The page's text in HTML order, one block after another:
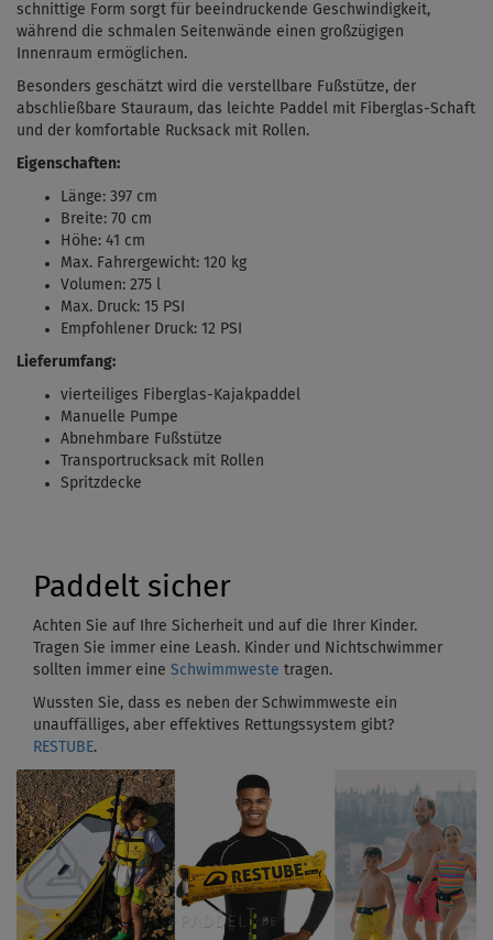
schnittige Form sorgt für beeindruckende Geschwindigkeit,
während die schmalen Seitenwände einen großzügigen
Innenraum ermöglichen.
Besonders geschätzt wird die verstellbare Fußstütze, der
abschließbare Stauraum, das leichte Paddel mit Fiberglas-Schaft
und der komfortable Rucksack mit Rollen.
Eigenschaften:
Länge: 397 cm
Breite: 70 cm
Höhe: 41 cm
Max. Fahrergewicht: 120 kg
Volumen: 275 l
Max. Druck: 15 PSI
Empfohlener Druck: 12 PSI
Lieferumfang:
vierteiliges Fiberglas-Kajakpaddel
Manuelle Pumpe
Abnehmbare Fußstütze
Transportrucksack mit Rollen
Spritzdecke
Paddelt sicher
Achten Sie auf Ihre Sicherheit und auf die Ihrer Kinder.
Tragen Sie immer eine Leash. Kinder und Nichtschwimmer
sollten immer eine Schwimmweste tragen.
Wussten Sie, dass es neben der Schwimmweste ein
unauffälliges, aber effektives Rettungssystem gibt?
RESTUBE.